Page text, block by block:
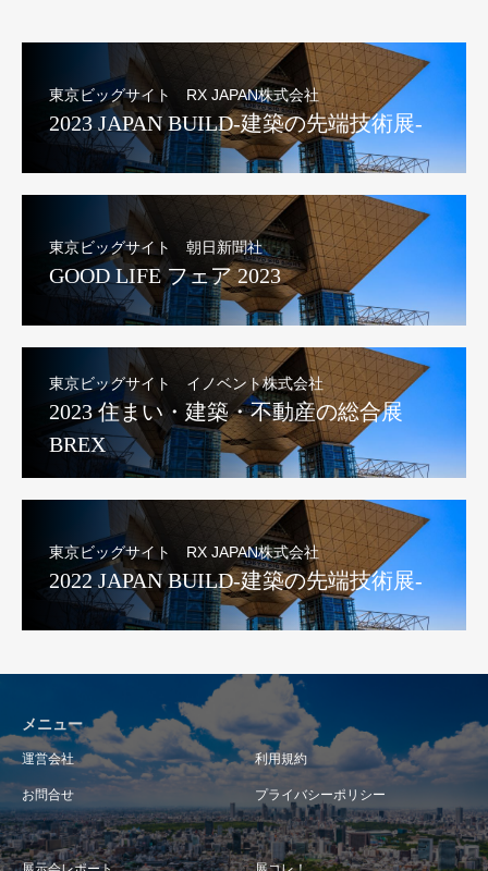
東京ビッグサイト RX JAPAN株式会社
2023 JAPAN BUILD-建築の先端技術展-
東京ビッグサイト 朝日新聞社
GOOD LIFE フェア 2023
東京ビッグサイト イノベント株式会社
2023 住まい・建築・不動産の総合展
BREX
東京ビッグサイト RX JAPAN株式会社
2022 JAPAN BUILD-建築の先端技術展-
メニュー
運営会社 利用規約
お問合せ プライバシーポリシー